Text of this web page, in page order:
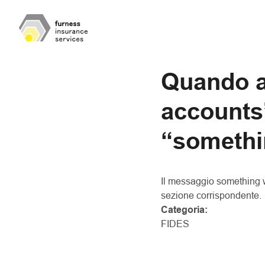
Quando
Il messaggio
sezione corrispondente.
Categoria:
FIDES